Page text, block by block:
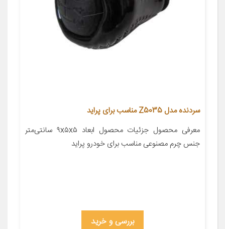
سردنده مدل Z5035 مناسب برای پراید
معرفی محصول جزئیات محصول ابعاد ۹x۵x۵ سانتی‌متر
جنس چرم مصنوعی مناسب برای خودرو پراید
بررسی و خرید